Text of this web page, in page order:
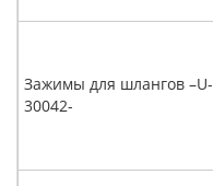
Зажимы для шлангов –U-
30042-